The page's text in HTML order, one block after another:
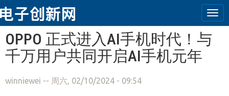
跳转到主要内容
OPPO 正式进入AI手机时代！与
千万用户共同开启AI手机元年
winniewei -- 周六, 02/10/2024 - 09:54